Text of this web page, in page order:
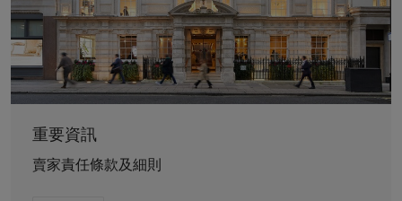
重要資訊
賣家責任條款及細則